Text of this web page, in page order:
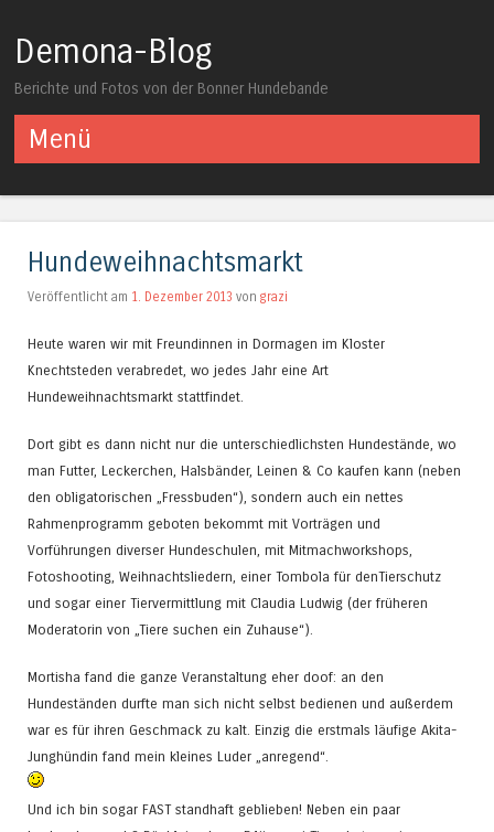
Demona-Blog
Berichte und Fotos von der Bonner Hundebande
Menü
Hundeweihnachtsmarkt
Veröffentlicht am 1. Dezember 2013 von grazi
Heute waren wir mit Freundinnen in Dormagen im Kloster
Knechtsteden verabredet, wo jedes Jahr eine Art
Hundeweihnachtsmarkt stattfindet.
Dort gibt es dann nicht nur die unterschiedlichsten Hundestände, wo
man Futter, Leckerchen, Halsbänder, Leinen & Co kaufen kann (neben
den obligatorischen „Fressbuden“), sondern auch ein nettes
Rahmenprogramm geboten bekommt mit Vorträgen und
Vorführungen diverser Hundeschulen, mit Mitmachworkshops,
Fotoshooting, Weihnachtsliedern, einer Tombola für denTierschutz
und sogar einer Tiervermittlung mit Claudia Ludwig (der früheren
Moderatorin von „Tiere suchen ein Zuhause“).
Mortisha fand die ganze Veranstaltung eher doof: an den
Hundeständen durfte man sich nicht selbst bedienen und außerdem
war es für ihren Geschmack zu kalt. Einzig die erstmals läufige Akita-
Junghündin fand mein kleines Luder „anregend“.
Und ich bin sogar FAST standhaft geblieben! Neben ein paar